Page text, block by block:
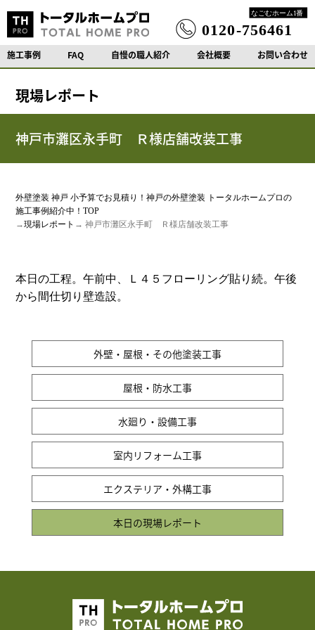
施工事例 FAQ 自慢の職人紹介 会社概要 お問い合わせ
現場レポート
神戸市灘区永手町 Ｒ様店舗改装工事
外壁塗装 神戸 小予算でお見積り！神戸の外壁塗装 トータルホームプロの
施工事例紹介中！TOP
→現場レポート → 神戸市灘区永手町 Ｒ様店舗改装工事
本日の工程。午前中、Ｌ４５フローリング貼り続。午後
から間仕切り壁造設。
外壁・屋根・その他塗装工事
屋根・防水工事
水廻り・設備工事
室内リフォーム工事
エクステリア・外構工事
本日の現場レポート